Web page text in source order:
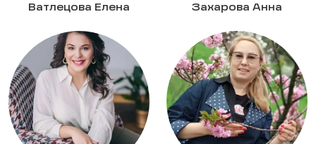
Ватлецова Елена Захарова Анна